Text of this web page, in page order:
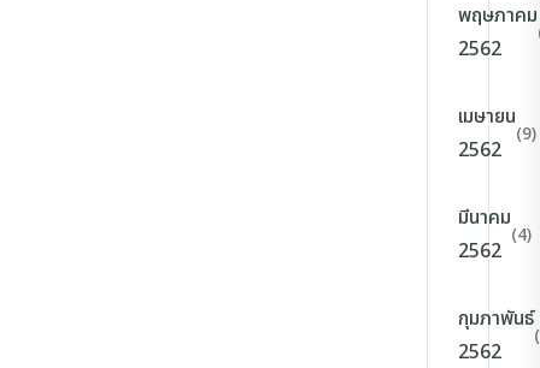
พฤษภาคม
2562
เมษายน
2562
(9)
มีนาคม
2562
(4)
กุมภาพันธ์
2562